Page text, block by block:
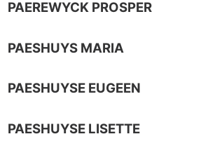
PAEREWYCK PROSPER
PAESHUYS MARIA
PAESHUYSE EUGEEN
PAESHUYSE LISETTE